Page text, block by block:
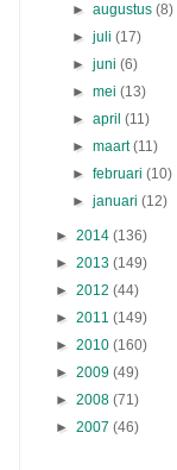
►augustus(8)
►juli(17)
►juni(6)
►mei(13)
►april(11)
►maart(11)
►februari(10)
►januari(12)
► 2014 (136)
► 2013 (149)
► 2012 (44)
► 2011 (149)
► 2010 (160)
► 2009 (49)
► 2008 (71)
► 2007 (46)